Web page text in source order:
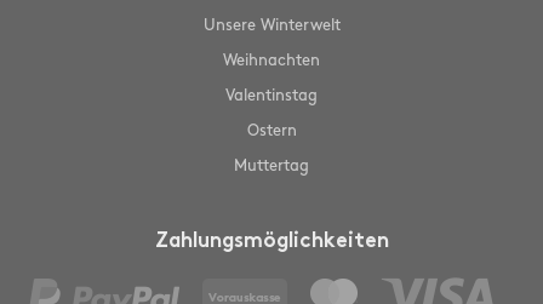
Unsere Winterwelt
Weihnachten
Valentinstag
Ostern
Muttertag
Zahlungsmöglichkeiten